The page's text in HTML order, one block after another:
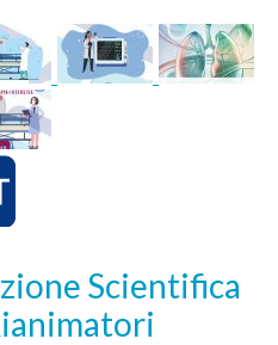
Scientifica